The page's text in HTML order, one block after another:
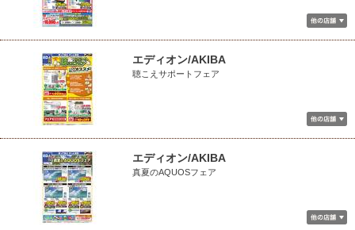
エディオン/AKIBA
聴こえサポートフェア
エディオン/AKIBA
真夏のAQUOSフェア